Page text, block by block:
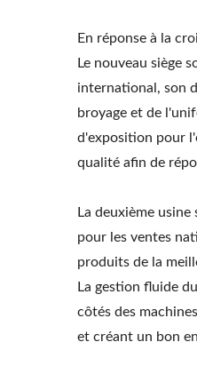
En réponse à la
Le nouveau siège
international, son
broyage et de
d'exposition pour
qualité afin de
La deuxième
pour les ventes
produits de la
La gestion fluide
côtés des
et créant un bon